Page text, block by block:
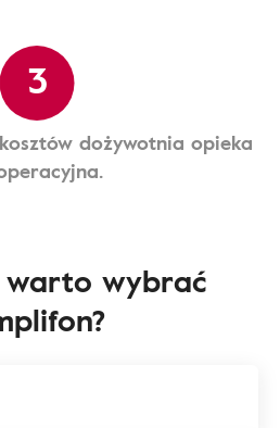
3
dożywotnia opieka
warto wybrać